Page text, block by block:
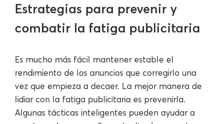
Estrategias para prevenir y
combatir la fatiga publicitaria
Es mucho más fácil mantener estable el
rendimiento de los anuncios que corregirlo una
vez que empieza a decaer. La mejor manera de
lidiar con la fatiga publicitaria es prevenirla.
Algunas tácticas inteligentes pueden ayudar a